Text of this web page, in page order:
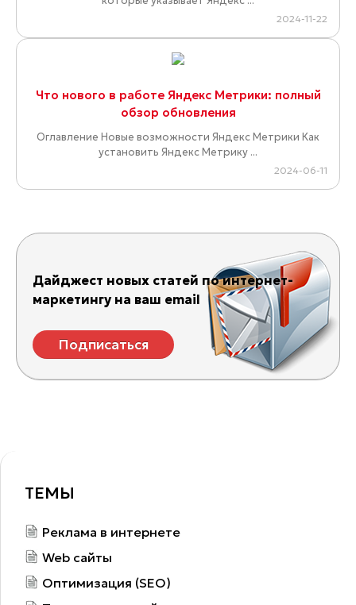
2024-11-22
Что нового в работе Яндекс Метрики: полный
обзор обновления
Оглавление Новые возможности Яндекс Метрики Как
установить Яндекс Метрику ...
2024-06-11
Дайджест новых статей по интернет-
маркетингу на ваш email
Подписаться
ТЕМЫ
Реклама в интернете
Web сайты
Оптимизация (SEO)